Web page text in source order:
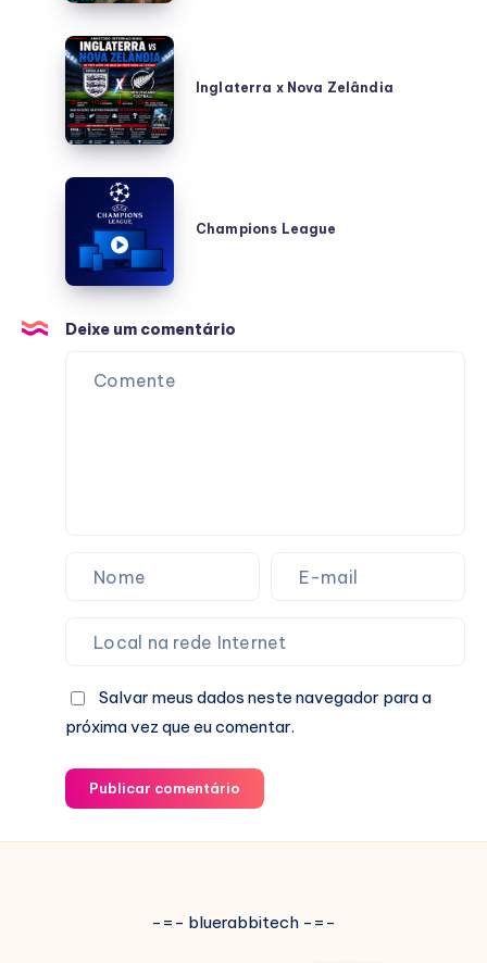
offline
Inglaterra
x
Nova
Zelândia
Inglaterra x Nova Zelândia
Champions
League
Champions League
Deixe um comentário
Salvar meus dados neste navegador para a
próxima vez que eu comentar.
Publicar comentário
-=- bluerabbitech -=-